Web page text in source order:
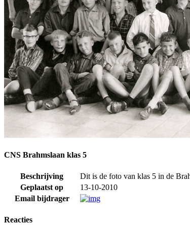
CNS Brahmslaan klas 5
Beschrijving
Dit is de foto van klas 5 in de
Geplaatst op
13-10-2010
Email bijdrager
Reacties